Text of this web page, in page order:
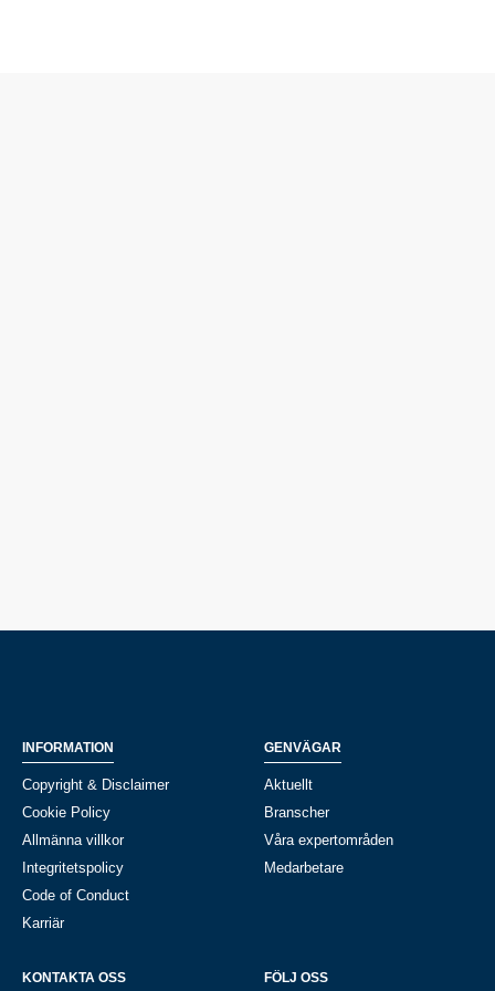
INFORMATION
Copyright & Disclaimer
Cookie Policy
Allmänna villkor
Integritetspolicy
Code of Conduct
Karriär
GENVÄGAR
Aktuellt
Branscher
Våra expertområden
Medarbetare
KONTAKTA OSS FÖLJ OSS